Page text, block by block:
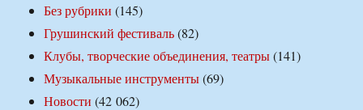
Без рубрики (145)
Грушинский фестиваль(82)
Клубы, творческие объединения, театры(141)
Музыкальные инструменты(69)
Новости (42 062)